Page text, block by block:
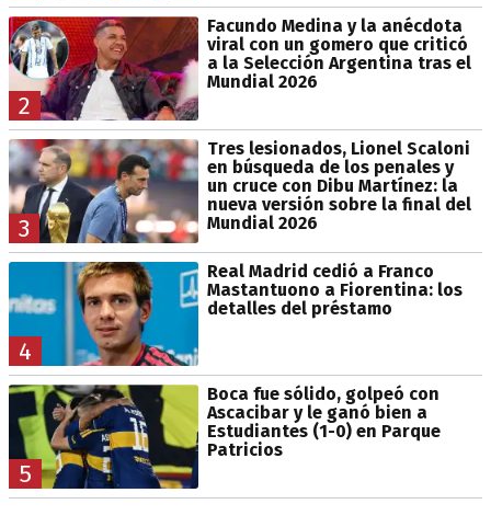
2
Facundo Medina y la anécdota
viral con un gomero que criticó
a la Selección Argentina tras el
Mundial 2026
3
Tres lesionados, Lionel Scaloni
en búsqueda de los penales y
un cruce con Dibu Martínez: la
nueva versión sobre la final del
Mundial 2026
4
Real Madrid cedió a Franco
Mastantuono a Fiorentina: los
detalles del préstamo
5
Boca fue sólido, golpeó con
Ascacibar y le ganó bien a
Estudiantes (1-0) en Parque
Patricios